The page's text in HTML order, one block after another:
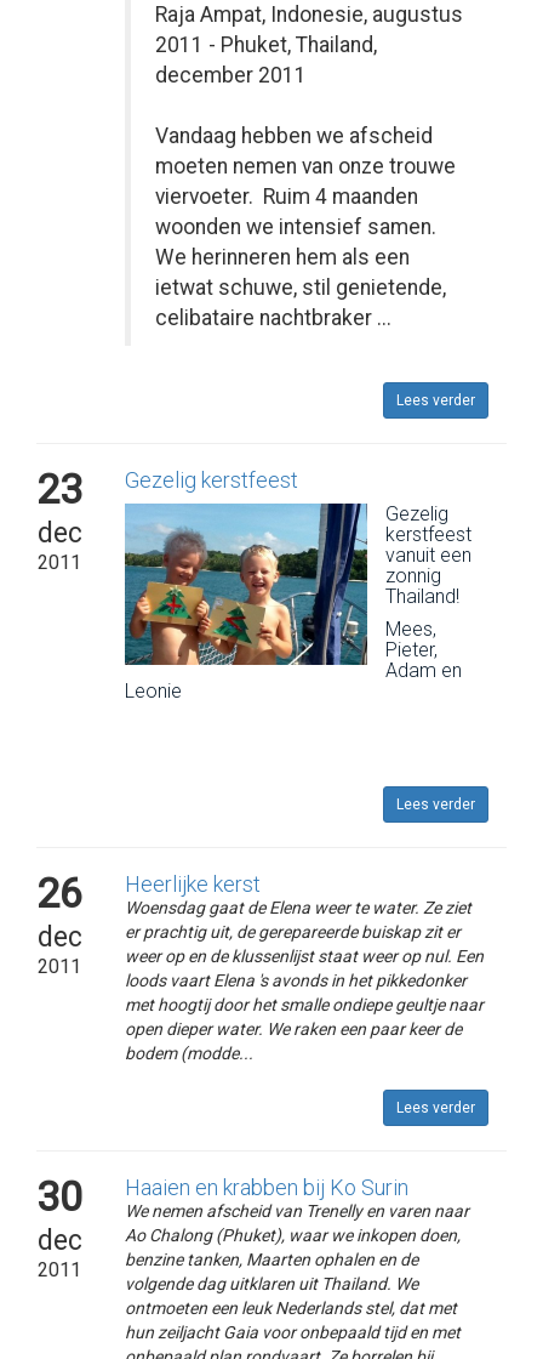
Raja Ampat, Indonesie, augustus
2011 - Phuket, Thailand,
december 2011
Vandaag hebben we afscheid
moeten nemen van onze trouwe
viervoeter. Ruim 4 maanden
woonden we intensief samen.
We herinneren hem als een
ietwat schuwe, stil genietende,
celibataire nachtbraker ...
Lees verder
23
dec
2011
Gezelig kerstfeest
Gezelig
kerstfeest
vanuit een
zonnig
Thailand!
Mees,
Pieter,
Adam en
Leonie
Lees verder
26
dec
2011
Heerlijke kerst
Woensdag gaat de Elena weer te water. Ze ziet
er prachtig uit, de gerepareerde buiskap zit er
weer op en de klussenlijst staat weer op nul. Een
loods vaart Elena 's avonds in het pikkedonker
met hoogtij door het smalle ondiepe geultje naar
open dieper water. We raken een paar keer de
bodem (modde...
Lees verder
30
dec
2011
Haaien en krabben bij Ko Surin
We nemen afscheid van Trenelly en varen naar
Ao Chalong (Phuket), waar we inkopen doen,
benzine tanken, Maarten ophalen en de
volgende dag uitklaren uit Thailand. We
ontmoeten een leuk Nederlands stel, dat met
hun zeiljacht Gaia voor onbepaald tijd en met